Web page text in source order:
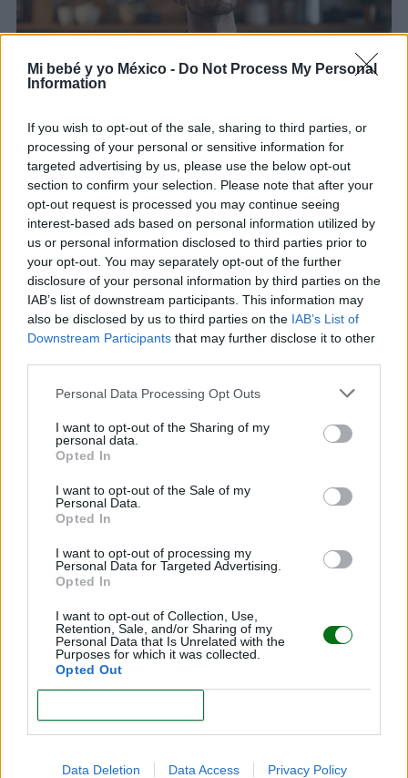
Mi bebé y yo México - Do Not Process My Personal
Information
If you wish to opt-out of the sale, sharing to third parties, or
processing of your personal or sensitive information for
targeted advertising by us, please use the below opt-out
section to confirm your selection. Please note that after your
opt-out request is processed you may continue seeing
interest-based ads based on personal information utilized by
us or personal information disclosed to third parties prior to
your opt-out. You may separately opt-out of the further
disclosure of your personal information by third parties on the
IAB’s list of downstream participants. This information may
also be disclosed by us to third parties on the IAB’s List of
Downstream Participants that may further disclose it to other
Personal Data Processing Opt Outs
I want to opt-out of the Sharing of my
personal data.
Opted In
I want to opt-out of the Sale of my
Personal Data.
Opted In
I want to opt-out of processing my
Personal Data for Targeted Advertising.
Opted In
I want to opt-out of Collection, Use,
Retention, Sale, and/or Sharing of my
Personal Data that Is Unrelated with the
Purposes for which it was collected.
Opted Out
Data Deletion Data Access Privacy Policy
Manzana, la fruta que debes comer a diario por
sus impresionantes beneficios
LEER
Copas de Toronja y Chocolate Blanco sin Azúcar
Qué comer en tu periodo para sentirte mejor